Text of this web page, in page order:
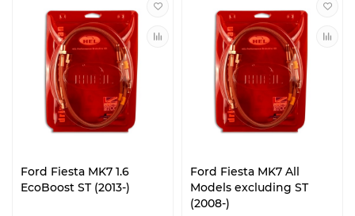
Ford Fiesta MK7 1.6
EcoBoost ST (2013-)
Ford Fiesta MK7 All
Models excluding ST
(2008-)